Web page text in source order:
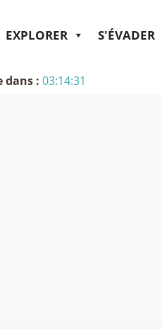
EXPLORER S'ÉVADER
dans : 03:14:31